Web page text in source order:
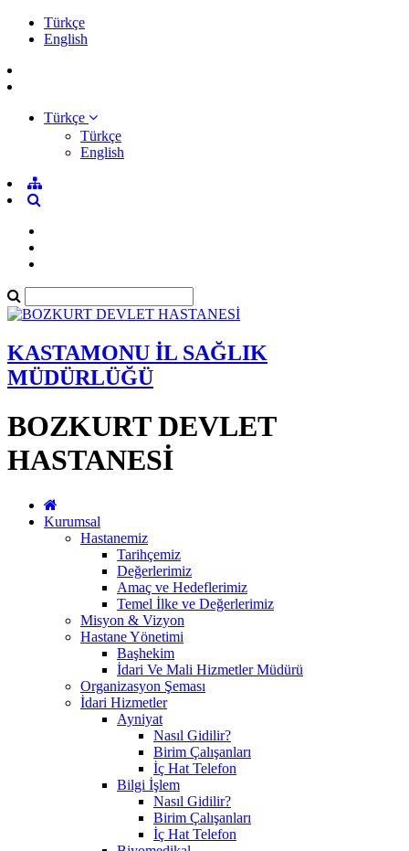
Türkçe
English
Türkçe
Türkçe
English
KASTAMONU İL SAĞLIK
MÜDÜRLÜĞÜ
BOZKURT DEVLET
HASTANESİ
Kurumsal
Hastanemiz
Tarihçemiz
Değerlerimiz
Amaç ve Hedeflerimiz
Temel İlke ve Değerlerimiz
Misyon & Vizyon
Hastane Yönetimi
Başhekim
İdari Ve Mali Hizmetler Müdürü
Organizasyon Şeması
İdari Hizmetler
Ayniyat
Nasıl Gidilir?
Birim Çalışanları
İç Hat Telefon
Bilgi İşlem
Nasıl Gidilir?
Birim Çalışanları
İç Hat Telefon